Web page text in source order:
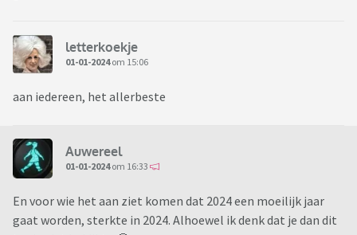
letterkoekje
01-01-2024om 15:06
aan iedereen, het allerbeste
Auwereel
01-01-2024om 16:33
En voor wie het aan ziet komen dat 2024 een moeilijk jaar
gaat worden, sterkte in 2024. Alhoewel ik denk dat je dan dit